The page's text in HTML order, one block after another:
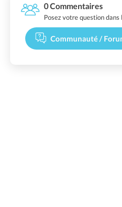
0 Commentaires
Posez votre question
Communauté /